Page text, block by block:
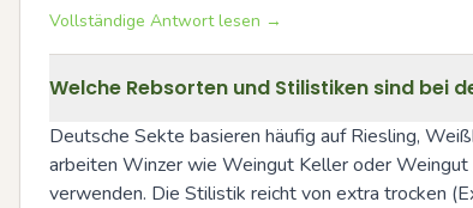
Vollständige Antwort lesen →
Welche Rebsorten und Stilistiken sind bei
Deutsche Sekte basieren häufig auf Riesling,
arbeiten Winzer wie Weingut Keller oder
verwenden. Die Stilistik reicht von extra trocken